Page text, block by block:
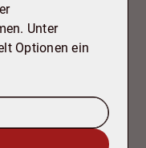
Unter
Optionen ein